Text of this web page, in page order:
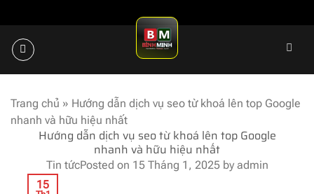
to
content
Trang chủ » Hướng dẫn dịch vụ seo từ khoá lên top Google
nhanh và hữu hiệu nhất
Hướng dẫn dịch vụ seo từ khoá lên top Google
nhanh và hữu hiệu nhất
Tin tứcPosted on 15 Tháng 1, 2025by admin
15